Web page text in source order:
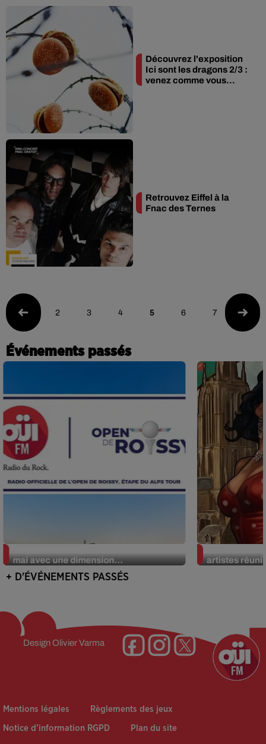
Découvrez l'exposition
Ici sont les dragons 2/3 :
venez comme vous...
Retrouvez Eiffel à la
Fnac des Ternes
2 3 4 5 6 7 8
Événements passés
mai avec une dimension...
artistes
+ D'ÉVÉNEMENTS PASSÉS
Design Olivier Varma
Mentions légales Règlements des jeux
Notice d’information RGPD Plan du site